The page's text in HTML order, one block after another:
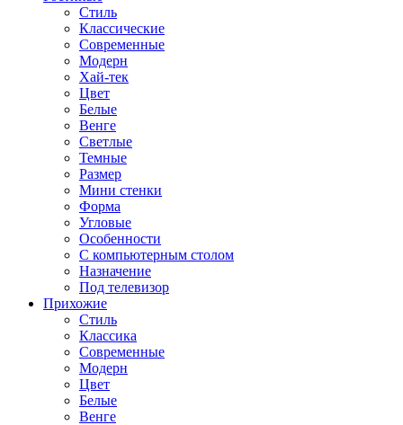
Стиль
Классические
Современные
Модерн
Хай-тек
Цвет
Белые
Венге
Светлые
Темные
Размер
Мини стенки
Форма
Угловые
Особенности
С компьютерным столом
Назначение
Под телевизор
Прихожие
Стиль
Классика
Современные
Модерн
Цвет
Белые
Венге